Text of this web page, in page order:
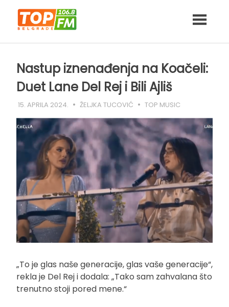
content
Nastup iznenađenja na Koačeli:
Duet Lane Del Rej i Bili Ajliš
15. APRILA 2024. ŽELJKA TUCOVIĆ TOP MUSIC
„To je glas naše generacije, glas vaše generacije“,
rekla je Del Rej i dodala: „Tako sam zahvalana što
trenutno stoji pored mene.“